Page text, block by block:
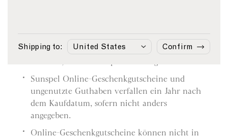
Geschenkgutscheine in Höhe des angegebenen
Wertes ganz oder teilweise gegen Artikel
Sunspel Online-Geschenkgutscheine und
ungenutzte Guthaben verfallen ein Jahr nach
dem Kaufdatum, sofern nicht anders
angegeben.
Online-Geschenkgutscheine können nicht in
Shipping to: Confirm